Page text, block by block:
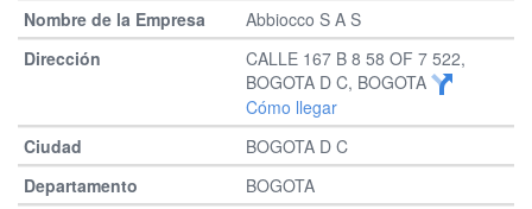
Abbiocco S A S
CALLE 167 B 8 58 OF 7 522,
BOGOTA D C, BOGOTA
Cómo llegar
BOGOTA D C
BOGOTA